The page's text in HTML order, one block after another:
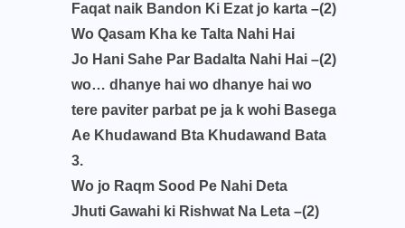
Faqat naik Bandon Ki Ezat jo karta –(2)
Wo Qasam Kha ke Talta Nahi Hai
Jo Hani Sahe Par Badalta Nahi Hai –(2)
wo… dhanye hai wo dhanye hai wo
tere paviter parbat pe ja k wohi Basega
Ae Khudawand Bta Khudawand Bata
3.
Wo jo Raqm Sood Pe Nahi Deta
Jhuti Gawahi ki Rishwat Na Leta –(2)